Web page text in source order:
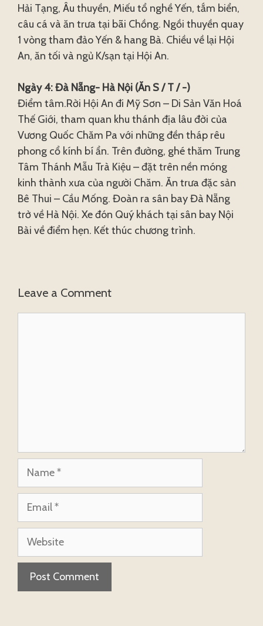
Hải Tạng, Âu thuyền, Miếu tổ nghề Yến, tắm biển,
câu cá và ăn trưa tại bãi Chồng. Ngồi thuyền quay
1 vòng tham đảo Yến & hang Bà. Chiều về lại Hội
An, ăn tối và ngủ K/sạn tại Hội An.
Ngày 4: Đà Nẵng- Hà Nội (Ăn S / T / -)
Điểm tâm.Rời Hội An đi Mỹ Sơn – Di Sản Văn Hoá
Thế Giới, tham quan khu thánh địa lâu đời của
Vương Quốc Chăm Pa với những đền tháp rêu
phong cổ kính bí ẩn. Trên đường, ghé thăm Trung
Tâm Thánh Mẫu Trà Kiệu – đặt trên nền móng
kinh thành xưa của người Chăm. Ăn trưa đặc sản
Bê Thui – Cầu Mống. Đoàn ra sân bay Đà Nẵng
trở về Hà Nội. Xe đón Quý khách tại sân bay Nội
Bài về điểm hẹn. Kết thúc chương trình.
Leave a Comment
Name
Email
Website